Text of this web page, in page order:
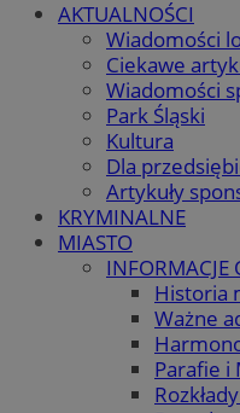
AKTUALNOŚCI
Wiadomości
Ciekawe
Wiadomości
Park Śląski
Kultura
Dla
Artykuły
KRYMINALNE
MIASTO
INFORMACJE
Historia
Ważne
Parafie i